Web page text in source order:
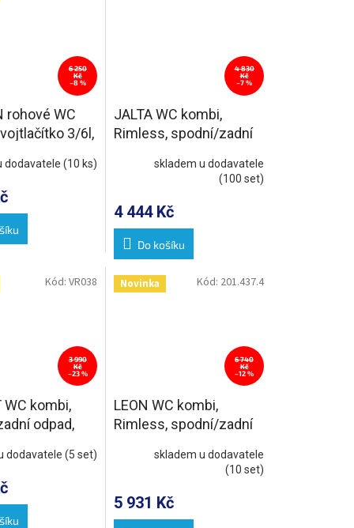
6 250
Kč
–8 %
rohové WC
3/6l,
dodavatele(10 ks)
4 830
Kč
–7 %
JALTA WC kombi,
Rimless, spodní/zadní
skladem u dodavatele
(100 set)
4 444 Kč
Do košíku
3 990
Kč
–23 %
WC kombi,
odpad,
dodavatele(5 set)
Kód:VR038 Novinka
6 740
Kč
–12 %
LEON WC kombi,
Rimless, spodní/zadní
skladem u dodavatele
(10 set)
5 931 Kč
Kód: 201.437.4